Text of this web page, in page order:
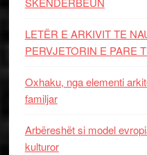
LETËR E ARKIVIT TE
PERVJETORIN E PARE
Oxhaku, nga elementi
familjar
Arbëreshët si model
kulturor